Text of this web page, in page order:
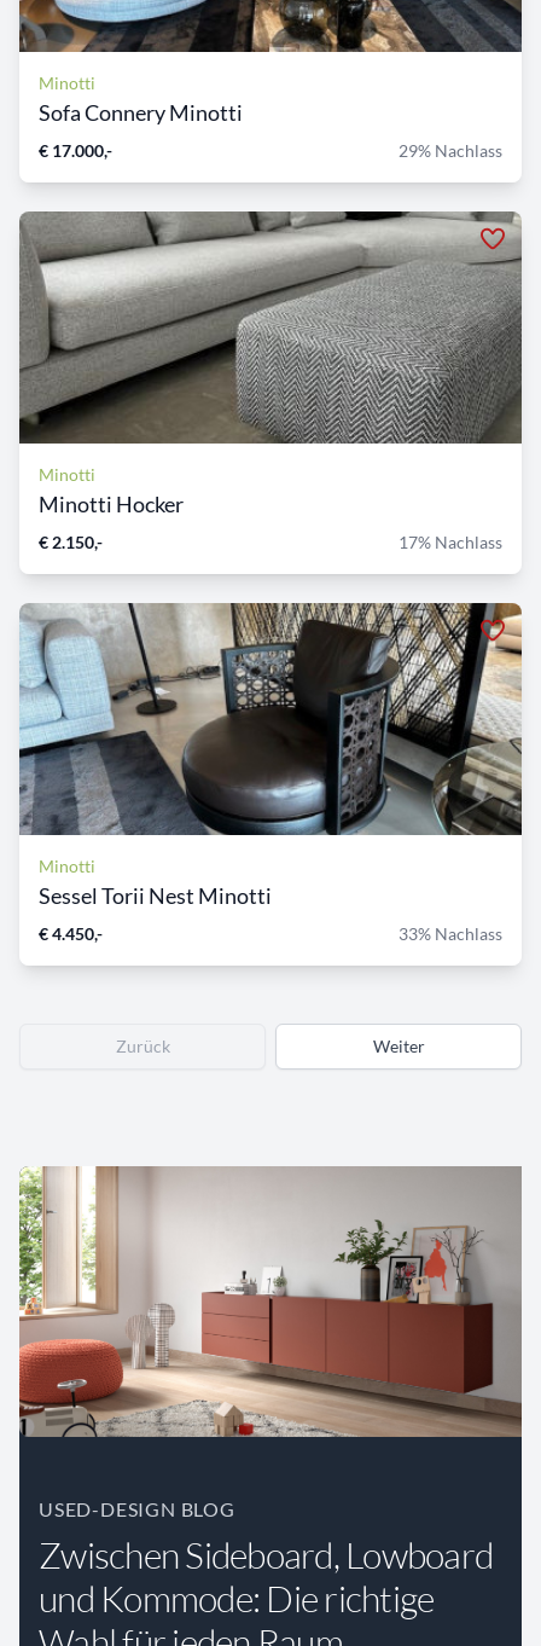
Minotti
Sofa Connery Minotti
€ 17.000,- 29% Nachlass
Minotti
Minotti Hocker
€ 2.150,- 17% Nachlass
Minotti
Sessel Torii Nest Minotti
€ 4.450,- 33% Nachlass
Zurück Weiter
USED-DESIGN BLOG
Zwischen Sideboard, Lowboard
und Kommode: Die richtige